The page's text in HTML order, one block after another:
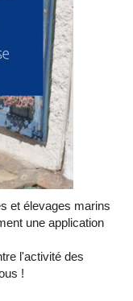
et élevages marins
une application
l'activité des
!